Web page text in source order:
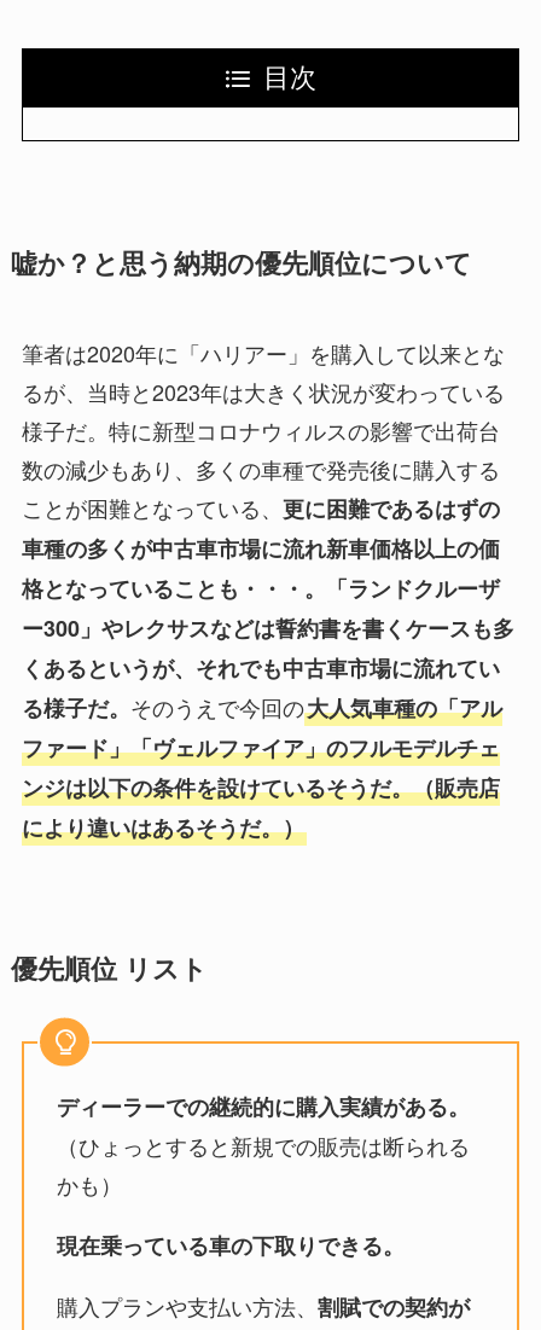
目次
嘘か？と思う納期の優先順位について
筆者は2020年に「ハリアー」を購入して以来とな
るが、当時と2023年は大きく状況が変わっている
様子だ。特に新型コロナウィルスの影響で出荷台
数の減少もあり、多くの車種で発売後に購入する
ことが困難となっている、 更に困難であるはずの
車種の多くが中古車市場に流れ新車価格以上の価
格となっていることも・・・。「ランドクルーザ
ー300」やレクサスなどは誓約書を書くケースも多
くあるというが、それでも中古車市場に流れてい
る様子だ。 そのうえで今回の大人気車種の「アル
ファード」「ヴェルファイア」のフルモデルチェ
ンジは以下の条件を設けているそうだ。（販売店
により違いはあるそうだ。）
優先順位 リスト
ディーラーでの継続的に購入実績がある。
（ひょっとすると新規での販売は断られる
かも）
現在乗っている車の下取りできる。
購入プランや支払い方法、 割賦での契約が